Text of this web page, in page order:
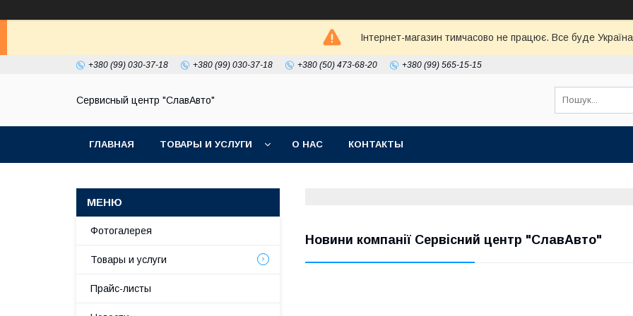
Інтернет-магазин тимчасово не працює. Все буде
+380 (99) 030-37-18 +380 (99) 030-37-18 +380 (50) 473-68-20 +380 (99) 565-15-15
Сервисный центр "СлавАвто"
ГЛАВНАЯ ТОВАРЫ И УСЛУГИ О НАС КОНТАКТЫ
Новини компанії Сервісний центр "СлавАвто"
Фотогалерея
Товары и услуги
Прайс-листы